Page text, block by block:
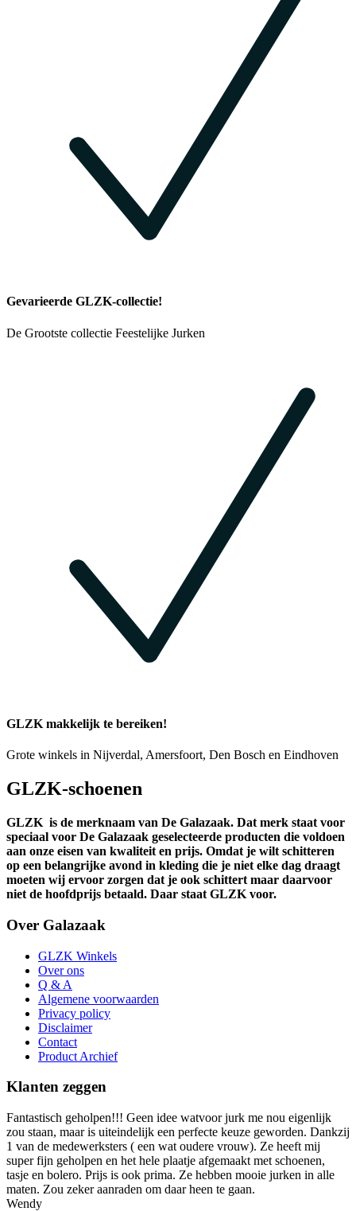
Gevarieerde GLZK-collectie!
De Grootste collectie Feestelijke Jurken
GLZK makkelijk te bereiken!
Grote winkels in Nijverdal, Amersfoort, Den Bosch en Eindhoven
GLZK-schoenen
GLZK is de merknaam van De Galazaak. Dat merk staat voor
speciaal voor De Galazaak geselecteerde producten die voldoen
aan onze eisen van kwaliteit en prijs. Omdat je wilt schitteren
op een belangrijke avond in kleding die je niet elke dag draagt
moeten wij ervoor zorgen dat je ook schittert maar daarvoor
niet de hoofdprijs betaald. Daar staat GLZK voor.
Over Galazaak
GLZK Winkels
Over ons
Q & A
Algemene voorwaarden
Privacy policy
Disclaimer
Contact
Product Archief
Klanten zeggen
Fantastisch geholpen!!! Geen idee watvoor jurk me nou eigenlijk
zou staan, maar is uiteindelijk een perfecte keuze geworden. Dankzij
1 van de medewerksters ( een wat oudere vrouw). Ze heeft mij
super fijn geholpen en het hele plaatje afgemaakt met schoenen,
tasje en bolero. Prijs is ook prima. Ze hebben mooie jurken in alle
maten. Zou zeker aanraden om daar heen te gaan.
Wendy